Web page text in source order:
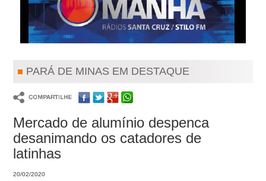
PARÁ DE MINAS EM DESTAQUE
Mercado de alumínio despenca
desanimando os catadores de
latinhas
20/02/2020